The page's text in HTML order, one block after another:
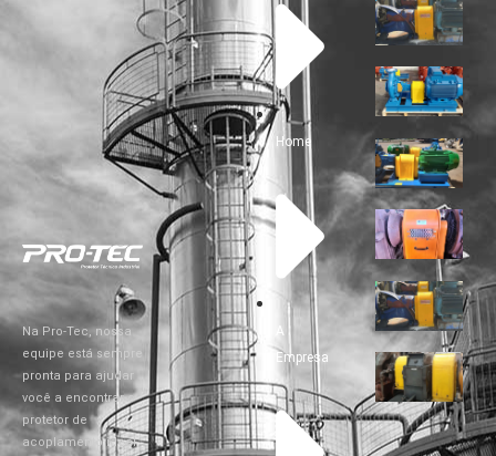
Na Pro-Tec, nossa
equipe está sempre
pronta para ajudar
você a encontrar o
protetor de
acoplamento ideal
Home
A
Empresa